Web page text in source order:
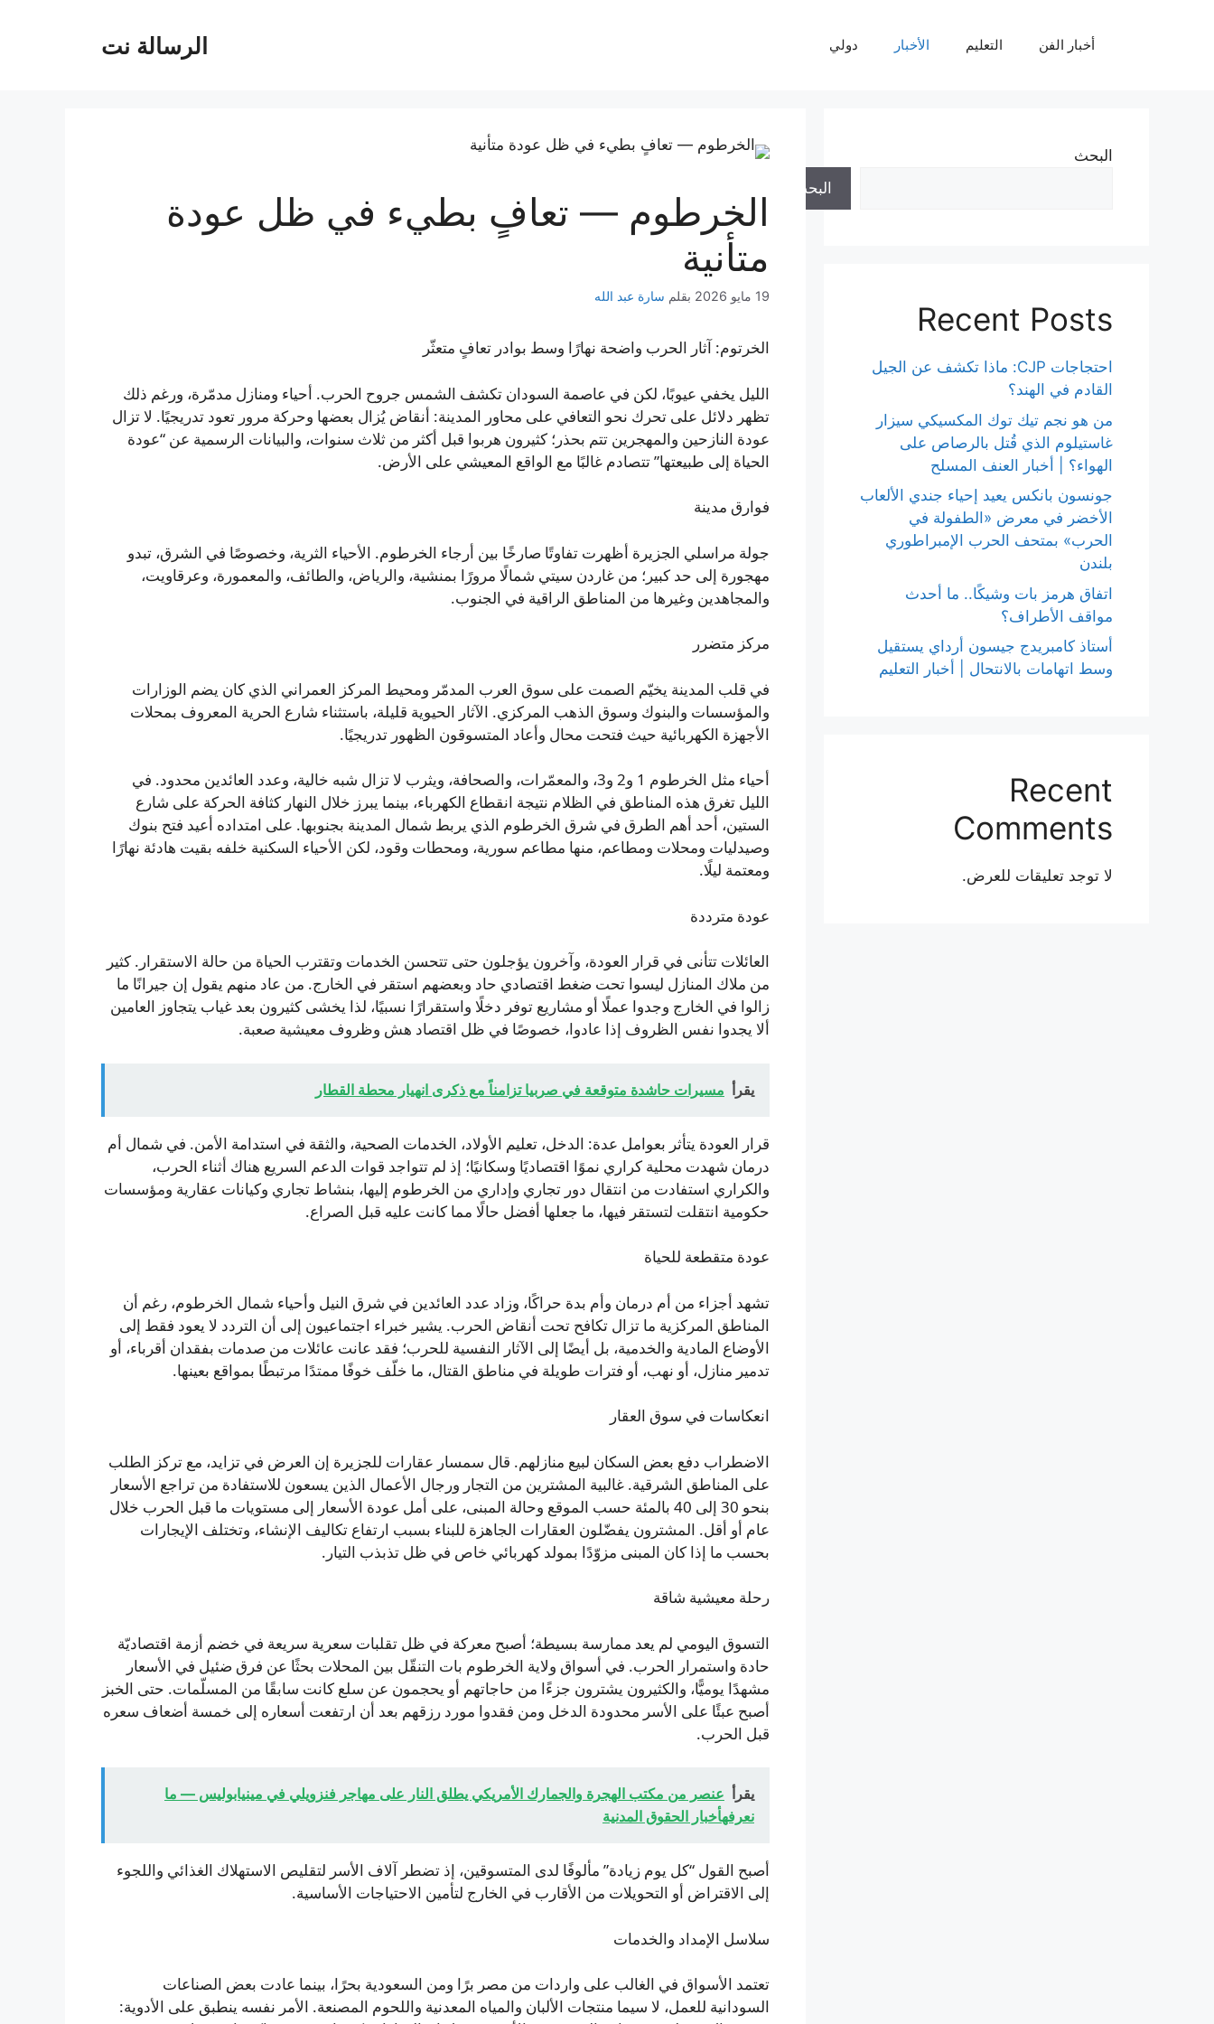
الرسالة نت أخبار الفن التعليم الأخبار دولي
الخرطوم — تعافٍ بطيء في ظل عودة
متأنية
19 مايو 2026 بقلم سارة عبد الله
الخرتوم: آثار الحرب واضحة نهارًا وسط بوادر تعافٍ متعثّر
الليل يخفي عيوبًا، لكن في عاصمة السودان تكشف الشمس جروح الحرب. أحياء ومنازل مدمّرة، ورغم ذلك
تظهر دلائل على تحرك نحو التعافي على محاور المدينة: أنقاض يُزال بعضها وحركة مرور تعود تدريجيًا. لا تزال
عودة النازحين والمهجرين تتم بحذر؛ كثيرون هربوا قبل أكثر من ثلاث سنوات، والبيانات الرسمية عن “عودة
الحياة إلى طبيعتها” تتصادم غالبًا مع الواقع المعيشي على الأرض.
فوارق مدينة
جولة مراسلي الجزيرة أظهرت تفاوتًا صارخًا بين أرجاء الخرطوم. الأحياء الثرية، وخصوصًا في الشرق، تبدو
مهجورة إلى حد كبير؛ من غاردن سيتي شمالًا مرورًا بمنشية، والرياض، والطائف، والمعمورة، وعرقاويت،
والمجاهدين وغيرها من المناطق الراقية في الجنوب.
مركز متضرر
في قلب المدينة يخيّم الصمت على سوق العرب المدمّر ومحيط المركز العمراني الذي كان يضم الوزارات
والمؤسسات والبنوك وسوق الذهب المركزي. الآثار الحيوية قليلة، باستثناء شارع الحرية المعروف بمحلات
الأجهزة الكهربائية حيث فتحت محال وأعاد المتسوقون الظهور تدريجيًا.
أحياء مثل الخرطوم 1 و2 و3، والمعمّرات، والصحافة، ويثرب لا تزال شبه خالية، وعدد العائدين محدود. في
الليل تغرق هذه المناطق في الظلام نتيجة انقطاع الكهرباء، بينما يبرز خلال النهار كثافة الحركة على شارع
الستين، أحد أهم الطرق في شرق الخرطوم الذي يربط شمال المدينة بجنوبها. على امتداده أعيد فتح بنوك
وصيدليات ومحلات ومطاعم، منها مطاعم سورية، ومحطات وقود، لكن الأحياء السكنية خلفه بقيت هادئة نهارًا
ومعتمة ليلًا.
عودة مترددة
العائلات تتأنى في قرار العودة، وآخرون يؤجلون حتى تتحسن الخدمات وتقترب الحياة من حالة الاستقرار. كثير
من ملاك المنازل ليسوا تحت ضغط اقتصادي حاد وبعضهم استقر في الخارج. من عاد منهم يقول إن جيرانًا ما
زالوا في الخارج وجدوا عملًا أو مشاريع توفر دخلًا واستقرارًا نسبيًا، لذا يخشى كثيرون بعد غياب يتجاوز العامين
ألا يجدوا نفس الظروف إذا عادوا، خصوصًا في ظل اقتصاد هش وظروف معيشية صعبة.
يقرأ مسيرات حاشدة متوقعة في صربيا تزامناً مع ذكرى انهيار محطة القطار
قرار العودة يتأثر بعوامل عدة: الدخل، تعليم الأولاد، الخدمات الصحية، والثقة في استدامة الأمن. في شمال أم
درمان شهدت محلية كراري نموًا اقتصاديًا وسكانيًا؛ إذ لم تتواجد قوات الدعم السريع هناك أثناء الحرب،
والكراري استفادت من انتقال دور تجاري وإداري من الخرطوم إليها، بنشاط تجاري وكيانات عقارية ومؤسسات
حكومية انتقلت لتستقر فيها، ما جعلها أفضل حالًا مما كانت عليه قبل الصراع.
عودة متقطعة للحياة
تشهد أجزاء من أم درمان وأم بدة حراكًا، وزاد عدد العائدين في شرق النيل وأحياء شمال الخرطوم، رغم أن
المناطق المركزية ما تزال تكافح تحت أنقاض الحرب. يشير خبراء اجتماعيون إلى أن التردد لا يعود فقط إلى
الأوضاع المادية والخدمية، بل أيضًا إلى الآثار النفسية للحرب؛ فقد عانت عائلات من صدمات بفقدان أقرباء، أو
تدمير منازل، أو نهب، أو فترات طويلة في مناطق القتال، ما خلّف خوفًا ممتدًا مرتبطًا بمواقع بعينها.
انعكاسات في سوق العقار
الاضطراب دفع بعض السكان لبيع منازلهم. قال سمسار عقارات للجزيرة إن العرض في تزايد، مع تركز الطلب
على المناطق الشرقية. غالبية المشترين من التجار ورجال الأعمال الذين يسعون للاستفادة من تراجع الأسعار
بنحو 30 إلى 40 بالمئة حسب الموقع وحالة المبنى، على أمل عودة الأسعار إلى مستويات ما قبل الحرب خلال
عام أو أقل. المشترون يفضّلون العقارات الجاهزة للبناء بسبب ارتفاع تكاليف الإنشاء، وتختلف الإيجارات
بحسب ما إذا كان المبنى مزوّدًا بمولد كهربائي خاص في ظل تذبذب التيار.
رحلة معيشية شاقة
التسوق اليومي لم يعد ممارسة بسيطة؛ أصبح معركة في ظل تقلبات سعرية سريعة في خضم أزمة اقتصاديّة
حادة واستمرار الحرب. في أسواق ولاية الخرطوم بات التنقّل بين المحلات بحثًا عن فرق ضئيل في الأسعار
مشهدًا يوميًّا، والكثيرون يشترون جزءًا من حاجاتهم أو يحجمون عن سلع كانت سابقًا من المسلّمات. حتى الخبز
أصبح عبئًا على الأسر محدودة الدخل ومن فقدوا مورد رزقهم بعد أن ارتفعت أسعاره إلى خمسة أضعاف سعره
قبل الحرب.
يقرأ عنصر من مكتب الهجرة والجمارك الأمريكي يطلق النار على مهاجر فنزويلي في مينيابوليس — ما
نعرفهأخبار الحقوق المدنية
أصبح القول “كل يوم زيادة” مألوفًا لدى المتسوقين، إذ تضطر آلاف الأسر لتقليص الاستهلاك الغذائي واللجوء
إلى الاقتراض أو التحويلات من الأقارب في الخارج لتأمين الاحتياجات الأساسية.
سلاسل الإمداد والخدمات
تعتمد الأسواق في الغالب على واردات من مصر برًا ومن السعودية بحرًا، بينما عادت بعض الصناعات
السودانية للعمل، لا سيما منتجات الألبان والمياه المعدنية واللحوم المصنعة. الأمر نفسه ينطبق على الأدوية:
البحث
البحث
Recent Posts
احتجاجات CJP: ماذا تكشف عن الجيل
القادم في الهند؟
من هو نجم تيك توك المكسيكي سيزار
غاستيلوم الذي قُتل بالرصاص على
الهواء؟ | أخبار العنف المسلح
جونسون بانكس يعيد إحياء جندي الألعاب
الأخضر في معرض «الطفولة في
الحرب» بمتحف الحرب الإمبراطوري
بلندن
اتفاق هرمز بات وشيكًا.. ما أحدث
مواقف الأطراف؟
أستاذ كامبريدج جيسون أرداي يستقيل
وسط اتهامات بالانتحال | أخبار التعليم
Recent
Comments
لا توجد تعليقات للعرض.